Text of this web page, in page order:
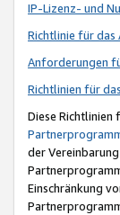
IP-Lizenz- und
Richtlinie für das
Anforderungen
Richtlinien für
Diese Richtlinien
der
Einschränkung